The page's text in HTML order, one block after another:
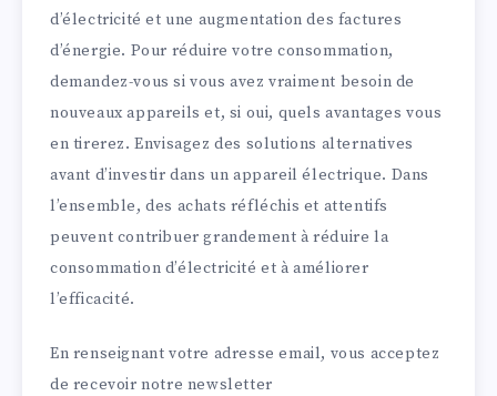
d’électricité et une augmentation des factures
d’énergie. Pour réduire votre consommation,
demandez-vous si vous avez vraiment besoin de
nouveaux appareils et, si oui, quels avantages vous
en tirerez. Envisagez des solutions alternatives
avant d’investir dans un appareil électrique. Dans
l’ensemble, des achats réfléchis et attentifs
peuvent contribuer grandement à réduire la
consommation d’électricité et à améliorer
l’efficacité.
En renseignant votre adresse email, vous acceptez
de recevoir notre newsletter